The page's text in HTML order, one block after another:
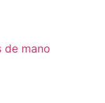
de mano